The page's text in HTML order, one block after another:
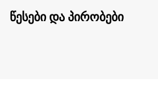
წესები და პირობები